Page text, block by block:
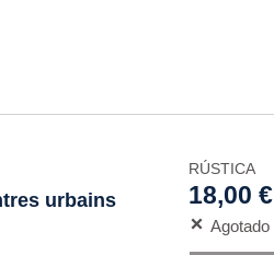
urbains
RÚSTICA
18,00 €
Agotado